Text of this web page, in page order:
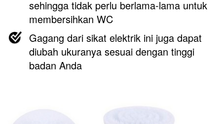
sehingga tidak perlu berlama-lama untuk
membersihkan WC
Gagang dari sikat elektrik ini juga dapat
diubah ukuranya sesuai dengan tinggi
badan Anda